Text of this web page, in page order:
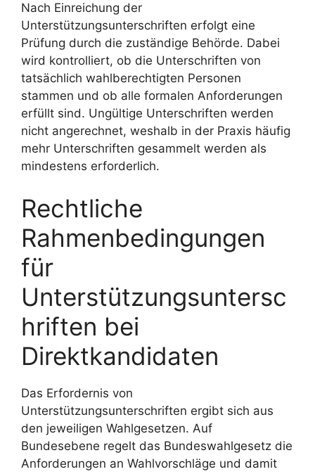
Nach Einreichung der
Unterstützungsunterschriften erfolgt eine
Prüfung durch die zuständige Behörde. Dabei
wird kontrolliert, ob die Unterschriften von
tatsächlich wahlberechtigten Personen
stammen und ob alle formalen Anforderungen
erfüllt sind. Ungültige Unterschriften werden
nicht angerechnet, weshalb in der Praxis häufig
mehr Unterschriften gesammelt werden als
mindestens erforderlich.
Rechtliche
Rahmenbedingungen
für
Unterstützungsuntersc
hriften bei
Direktkandidaten
Das Erfordernis von
Unterstützungsunterschriften ergibt sich aus
den jeweiligen Wahlgesetzen. Auf
Bundesebene regelt das Bundeswahlgesetz die
Anforderungen an Wahlvorschläge und damit